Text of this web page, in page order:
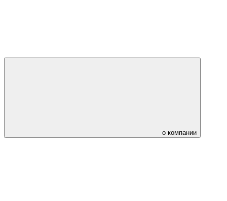
о компании